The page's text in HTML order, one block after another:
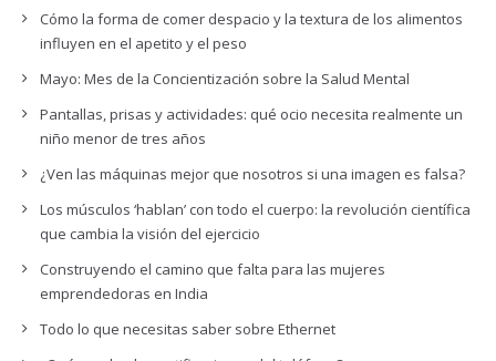
Cómo la forma de comer despacio y la textura de los alimentos
influyen en el apetito y el peso
Mayo: Mes de la Concientización sobre la Salud Mental
Pantallas, prisas y actividades: qué ocio necesita realmente un
niño menor de tres años
¿Ven las máquinas mejor que nosotros si una imagen es falsa?
Los músculos ‘hablan’ con todo el cuerpo: la revolución científica
que cambia la visión del ejercicio
Construyendo el camino que falta para las mujeres
emprendedoras en India
Todo lo que necesitas saber sobre Ethernet